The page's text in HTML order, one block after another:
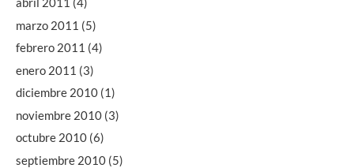
marzo 2011 (5)
febrero 2011 (4)
enero 2011 (3)
diciembre 2010 (1)
noviembre 2010 (3)
octubre 2010 (6)
septiembre 2010 (5)